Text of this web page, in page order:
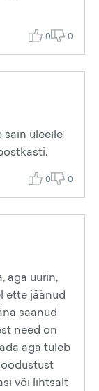
0 0
üleeile
0 0
aga uurin,
ette jäänud
saanud
need on
aga tuleb
või lihtsalt